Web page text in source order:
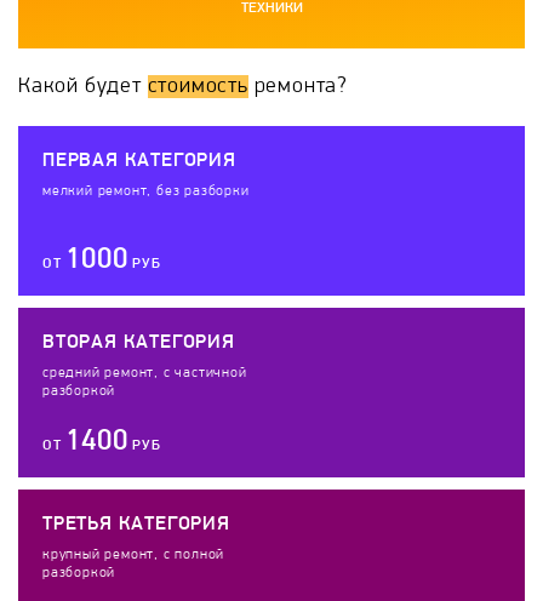
ТЕХНИКИ
Какой будет стоимость ремонта?
ПЕРВАЯ КАТЕГОРИЯ
мелкий ремонт, без разборки
ОТ 1000 РУБ
ВТОРАЯ КАТЕГОРИЯ
средний ремонт, с частичной
разборкой
ОТ 1400 РУБ
ТРЕТЬЯ КАТЕГОРИЯ
крупный ремонт, с полной
разборкой